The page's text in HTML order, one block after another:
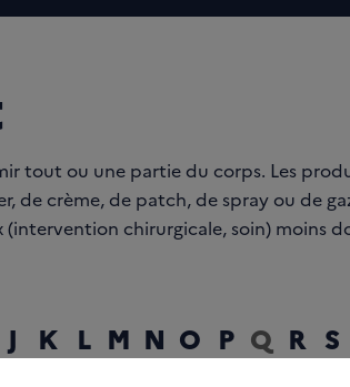
tout ou une partie du corps. Les
de crème, de patch, de spray ou de
chirurgicale, soin) moins
J K L M N O P Q R S